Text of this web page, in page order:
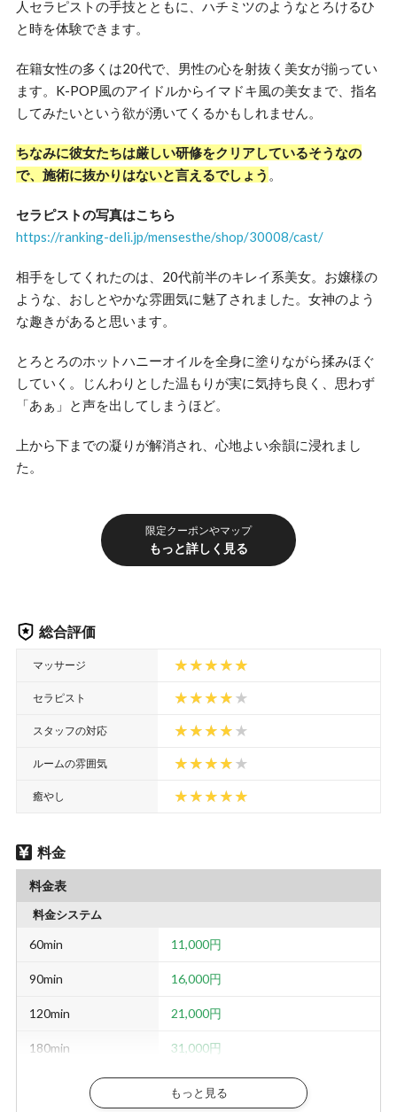
人セラピストの手技とともに、ハチミツのようなとろけるひ
と時を体験できます。
在籍女性の多くは20代で、男性の心を射抜く美女が揃ってい
ます。K-POP風のアイドルからイマドキ風の美女まで、指名
してみたいという欲が湧いてくるかもしれません。
ちなみに彼女たちは厳しい研修をクリアしているそうなの
で、施術に抜かりはないと言えるでしょう 。
セラピストの写真はこちら
https://ranking-deli.jp/mensesthe/shop/30008/cast/
相手をしてくれたのは、20代前半のキレイ系美女。お嬢様の
ような、おしとやかな雰囲気に魅了されました。女神のよう
な趣きがあると思います。
とろとろのホットハニーオイルを全身に塗りながら揉みほぐ
していく。じんわりとした温もりが実に気持ち良く、思わず
「あぁ」と声を出してしまうほど。
上から下までの凝りが解消され、心地よい余韻に浸れまし
た。
限定クーポンやマップ
もっと詳しく見る
総合評価
マッサージ
セラピスト
スタッフの対応
ルームの雰囲気
癒やし
料金
料金表
料金システム
60min 11,000円
90min 16,000円
120min 21,000円
180min 31,000円
5,000円
もっと見る